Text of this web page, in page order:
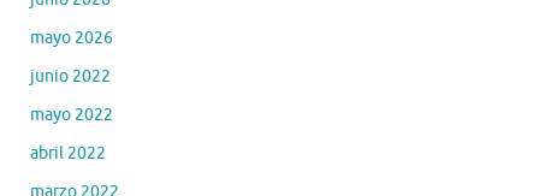
mayo 2026
junio 2022
mayo 2022
abril 2022
marzo 2022